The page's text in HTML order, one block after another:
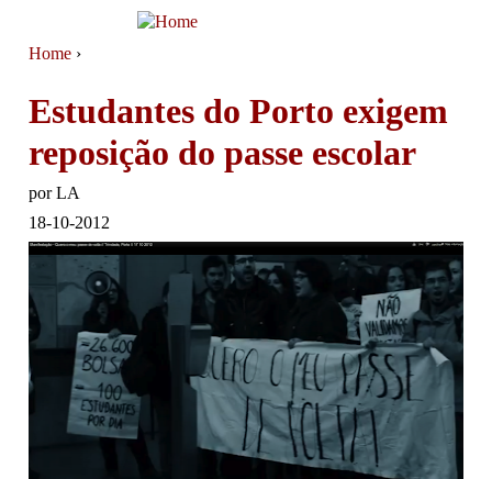
You are here
Home ›
Estudantes do Porto exigem
reposição do passe escolar
porLA
18-10-2012